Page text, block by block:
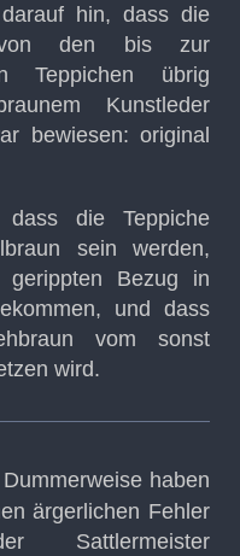
hin, dass die
den bis zur
Teppichen übrig
Kunstleder
bewiesen: original
dass die Teppiche
sein werden,
Bezug in
und dass
vom sonst
wird.
Dummerweise haben
ärgerlichen Fehler
Sattlermeister